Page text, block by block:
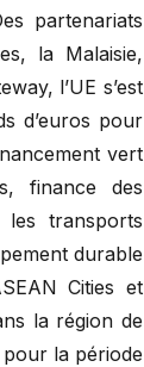
partenariats
la Malaisie,
l’UE s’est
d’euros pour
vert
finance des
transports
durable
Cities et
la région de
pour la période